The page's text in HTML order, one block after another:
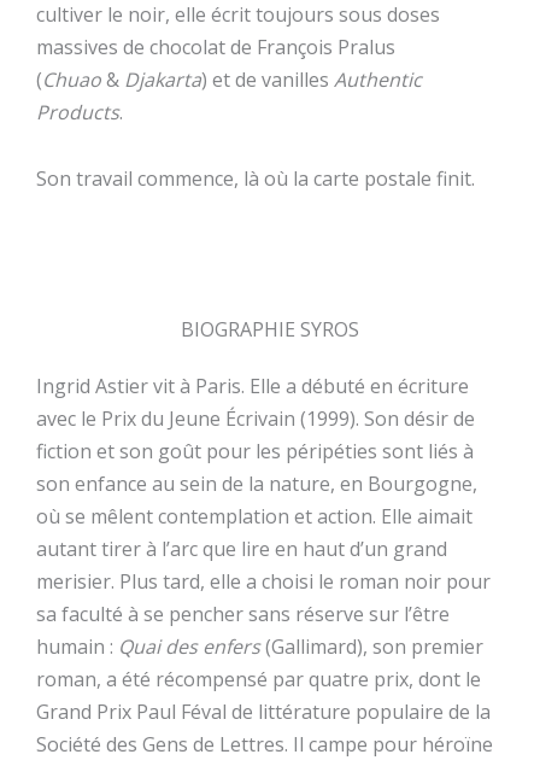
cultiver le noir, elle écrit toujours sous doses
massives de chocolat de François Pralus
(Chuao& Djakarta) et de vanilles Authentic
Products.
Son travail commence, là où la carte postale finit.
BIOGRAPHIE SYROS
Ingrid Astier vit à Paris. Elle a débuté en écriture
avec le Prix du Jeune Écrivain (1999). Son désir de
fiction et son goût pour les péripéties sont liés à
son enfance au sein de la nature, en Bourgogne,
où se mêlent contemplation et action. Elle aimait
autant tirer à l’arc que lire en haut d’un grand
merisier. Plus tard, elle a choisi le roman noir pour
sa faculté à se pencher sans réserve sur l’être
humain : Quai des enfers(Gallimard), son premier
roman, a été récompensé par quatre prix, dont le
Grand Prix Paul Féval de littérature populaire de la
Société des Gens de Lettres. Il campe pour héroïne